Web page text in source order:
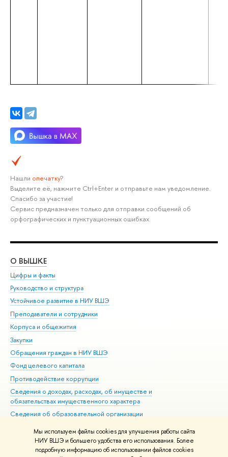
Мы используем файлы cookies для улучшения работы сайта
НИУ ВШЭ и большего удобства его использования. Более
подробную информацию об использовании файлов cookies
Нашли опечатку?
Выделите её, нажмите Ctrl+Enter и отправьте нам уведомление.
Спасибо за участие!
Сервис предназначен только для отправки сообщений об
орфографических и пунктуационных ошибках.
О ВЫШКЕ
Цифры и факты
Руководство и структура
Устойчивое развитие в НИУ ВШЭ
Преподаватели и сотрудники
Корпуса и общежития
Закупки
Обращения граждан в НИУ ВШЭ
Фонд целевого капитала
Противодействие коррупции
Сведения о доходах, расходах, об имуществе и
обязательствах имущественного характера
Сведения об образовательной организации
Людям с ограниченными возможностями здоровья
Единая платежная страница
Работа в Вышке